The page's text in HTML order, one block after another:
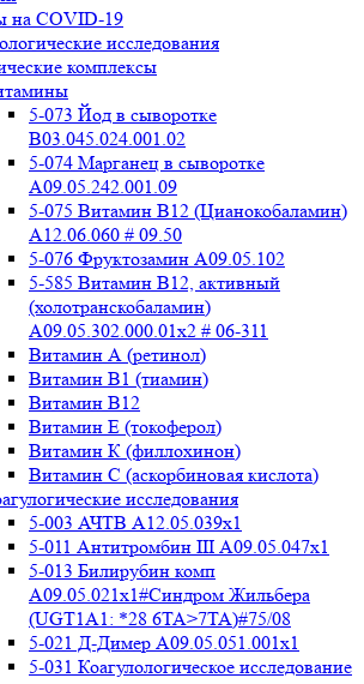
на COVID-19
исследования
комплексы
5-073 Йод в сыворотке
B03.045.024.001.02
5-074 Марганец в сыворотке
A09.05.242.001.09
5-075 Витамин В12 (Цианокобаламин)
A12.06.060 # 09.50
5-076 Фруктозамин A09.05.102
5-585 Витамин B12, активный
(холотранскобаламин)
A09.05.302.000.01x2 # 06-311
Витамин А (ретинол)
Витамин В1 (тиамин)
Витамин В12
Витамин Е (токоферол)
Витамин К (филлохинон)
Витамин С (аскорбиновая кислота)
исследования
5-003 АЧТВ А12.05.039x1
5-011 Антитромбин III А09.05.047x1
5-013 Билирубин комп
A09.05.021x1#Синдром Жильбера
(UGT1A1: *28 6TA>7TA)#75/08
5-021 Д-Димер А09.05.051.001x1
5-031 Коагулологическое исследование